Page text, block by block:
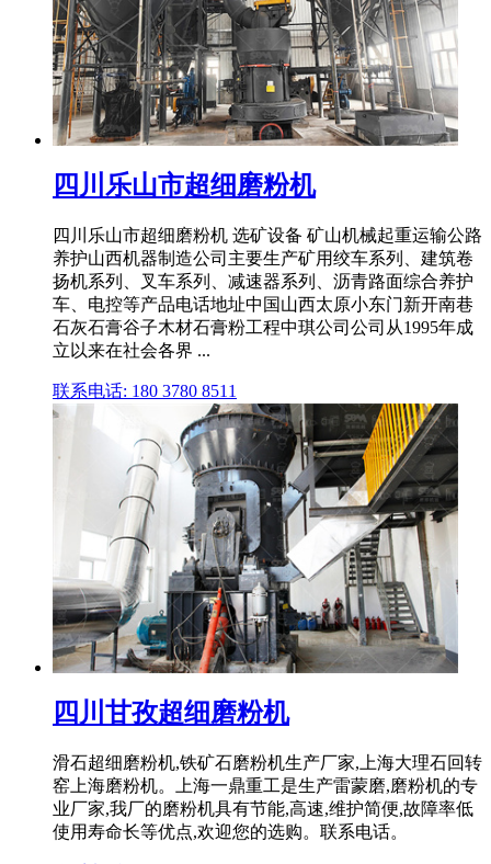
四川乐山市超细磨粉机
四川乐山市超细磨粉机 选矿设备 矿山机械起重运输公路
养护山西机器制造公司主要生产矿用绞车系列、建筑卷
扬机系列、叉车系列、减速器系列、沥青路面综合养护
车、电控等产品电话地址中国山西太原小东门新开南巷
石灰石膏谷子木材石膏粉工程中琪公司公司从1995年成
立以来在社会各界 ...
联系电话: 180 3780 8511
四川甘孜超细磨粉机
滑石超细磨粉机,铁矿石磨粉机生产厂家,上海大理石回转
窑上海磨粉机。上海一鼎重工是生产雷蒙磨,磨粉机的专
业厂家,我厂的磨粉机具有节能,高速,维护简便,故障率低
使用寿命长等优点,欢迎您的选购。联系电话。